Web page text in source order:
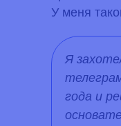
У меня
Я
года и